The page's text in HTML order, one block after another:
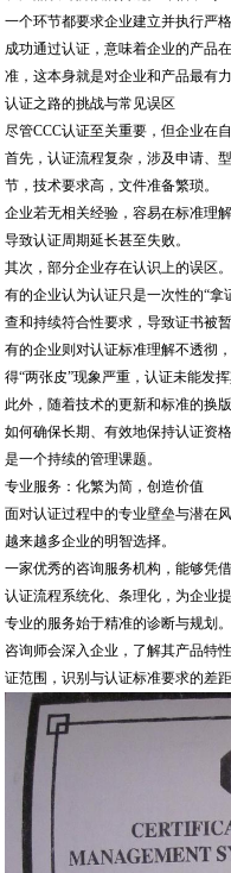
一个环节都要求企业建立并执行严格
成功通过认证，意味着企业的产品
准，这本身就是对企业和产品最有力
认证之路的挑战与常见误区
尽管CCC认证至关重要，但企业在
首先，认证流程复杂，涉及申请、
节，技术要求高，文件准备繁琐。
企业若无相关经验，容易在标准理
导致认证周期延长甚至失败。
其次，部分企业存在认识上的误区。
有的企业认为认证只是一次性的“
查和持续符合性要求，导致证书被暂
有的企业则对认证标准理解不透彻
得“两张皮”现象严重，认证未能发
此外，随着技术的更新和标准的换
如何确保长期、有效地保持认证资
是一个持续的管理课题。
专业服务：化繁为简，创造价值
面对认证过程中的专业壁垒与潜在
越来越多企业的明智选择。
一家优秀的咨询服务机构，能够凭
认证流程系统化、条理化，为企业
专业的服务始于精准的诊断与规划。
咨询师会深入企业，了解其产品特
证范围，识别与认证标准要求的差距